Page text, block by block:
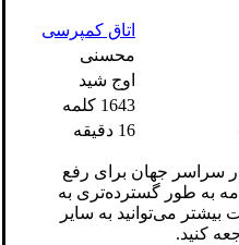
اتاق کمپرسی
محسنی
اوج شید
1643 کلمه
16 دقیقه
تولید کننده در سراسر جهان برای رفع
به طور گسترده‌تری به
بیشتر می‌توانید به سایر
کنید.